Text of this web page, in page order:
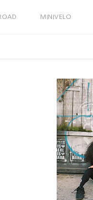
MINIVELO